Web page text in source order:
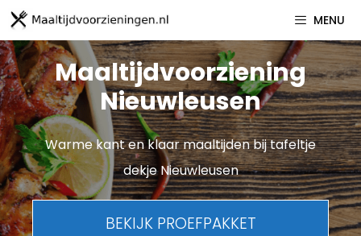
Spring
naar
inhoud
MENU
Maaltijdvoorziening
Nieuwleusen
Warme kant en klaar maaltijden bij tafeltje
dekje Nieuwleusen
BEKIJK PROEFPAKKET